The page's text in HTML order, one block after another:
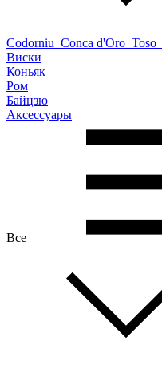
Codorniu Conca d'Oro Toso
Виски
Коньяк
Ром
Байцзю
Аксессуары
Все